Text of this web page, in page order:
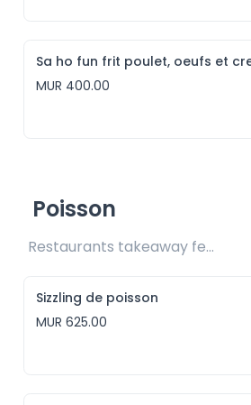
Sa ho fun frit poulet, oeufs et
MUR 400.00
Poisson
Restaurants takeaway fee Rs25 included
Sizzling de poisson
MUR 625.00